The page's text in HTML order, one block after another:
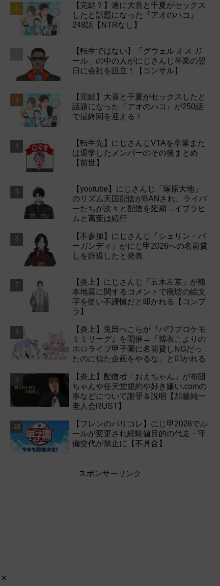
【完結？】遂に大喜と千夏がセックス
したと話題になった『アオのハコ』
248話【NTRなし】
【転生ではない】「グウェル オス ガ
ール」の中の人がにじさんじ卒業の翌
日に会社を設立！【コンサル】
【完結】大喜と千夏がセックスしたと
話題になった『アオのハコ』が250話
で最終回を迎える！
【転生先】にじさんじVTAを卒業また
は退学したメンバーのその後まとめ
【前世】
【youtube】にじさんじ「塚原大地」
のリズム天国配信がBANされ、ライバ
ーたちが次々と配信を延期→イブラヒ
ムと葛葉は続行
【不参加】にじさんじ「シェリン・バ
ーガンディ」がにじ甲2026への名前貸
しを辞退したと発表
【炎上】にじさんじ「五木左京」が熊
本地震に関するコメントで廃墟の絵文
字を使い不謹慎だと叩かれる【コンプ
ラ】
【炎上】兎田ぺこらが『パワプロケモ
ミミリーグ』を開催→「博衣こよりの
ホロライブ甲子園に名前貸しNGだっ
たのに似た企画をやるな」と叩かれる
【炎上】配信者「おえちゃん」が布団
ちゃんや任天堂規約や好き嫌い.comの
事などについて謝罪＆説明【加藤純一
老人会RUST】
【フレンのパリコレ】にじ甲2026でル
ールが変更され経験値目的の代走・守
備交代が禁止に【不具合】
スポンサーリンク